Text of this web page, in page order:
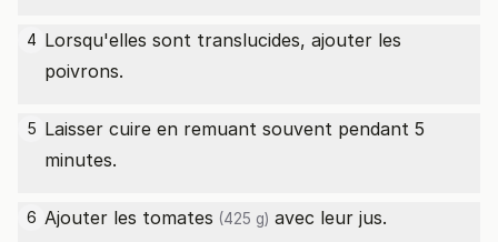
4 Lorsqu'elles sont translucides, ajouter les
poivrons.
5 Laisser cuire en remuant souvent pendant 5
minutes.
6 Ajouter les tomates (425 g) avec leur jus.